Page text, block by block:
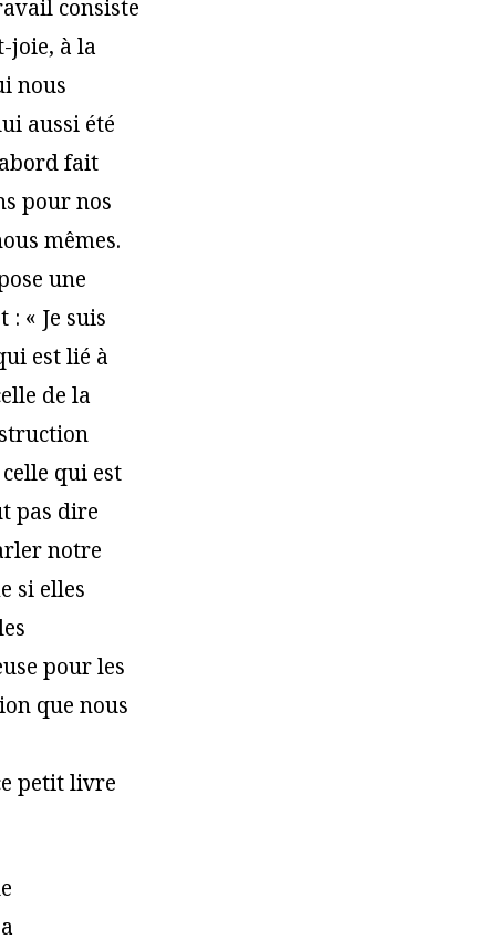
consiste
joie, à la
nous
aussi été
fait
pour nos
mêmes.
une
: « Je suis
est lié à
de la
qui est
pas dire
notre
si elles
pour les
que nous
petit livre